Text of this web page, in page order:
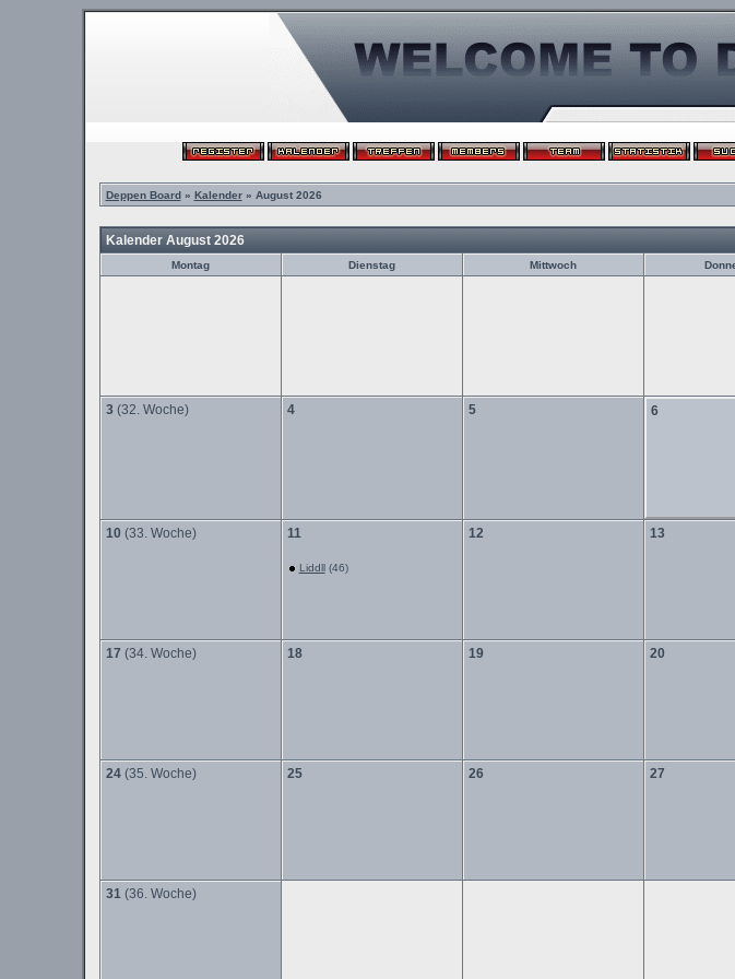
Deppen Board» Kalender» August 2026
Kalender August 2026
Montag Dienstag Mittwoch
3 (32. Woche) 4 5 6
10 (33. Woche) 11
Liddll(46)
12 13
17 (34. Woche) 18 19 20
24(35. Woche) 25 26 27
31(36. Woche)